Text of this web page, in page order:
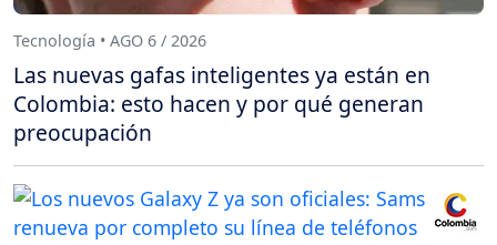
Tecnología • AGO 6 / 2026
Las nuevas gafas inteligentes ya están en
Colombia: esto hacen y por qué generan
preocupación